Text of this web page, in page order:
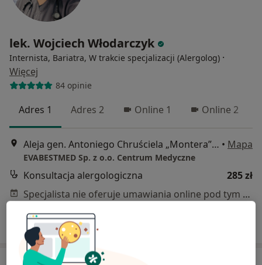
lek. Wojciech Włodarczyk
Internista, Bariatra, W trakcie specjalizacji (Alergolog) ·
Więcej
84 opinie
Adres 1 Adres 2 Online 1 Online 2
Aleja gen. Antoniego Chruściela „Montera” 40, Warszawa • Mapa
EVABESTMED Sp. z o.o. Centrum Medyczne
Konsultacja alergologiczna
285 zł
Specjalista nie oferuje umawiania online pod tym adresem.
Poproś o wizytę